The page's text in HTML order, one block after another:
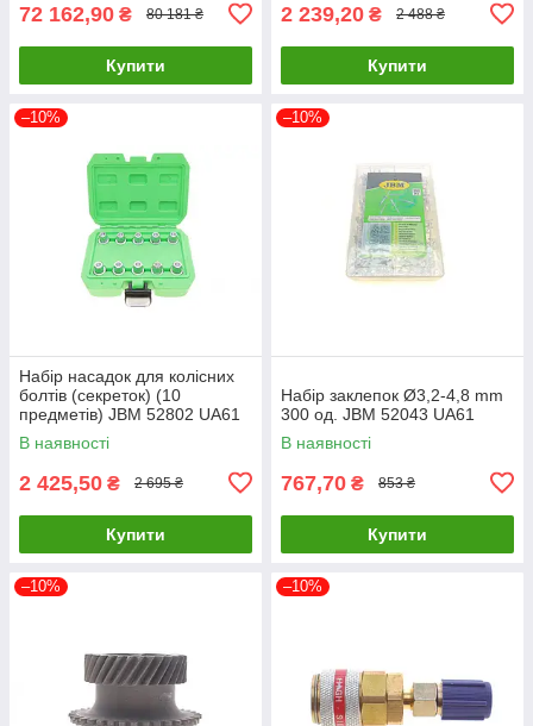
72 162,90 ₴ 80 181 ₴
Купити
2 239,20 ₴ 2 488 ₴
Купити
–10%
Набір насадок для колісних
болтів (секреток) (10
предметів) JBM 52802 UA61
В наявності
2 425,50 ₴ 2 695 ₴
Купити
–10%
Набір заклепок Ø3,2-4,8 mm
300 од. JBM 52043 UA61
В наявності
767,70 ₴ 853 ₴
Купити
–10% –10%